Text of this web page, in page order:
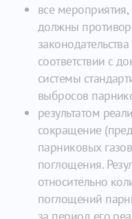
все
должны
соответствии с
системы
выбросов
результатом
сокращение
парниковых
поглощения.
относительно
поглощений
за период его